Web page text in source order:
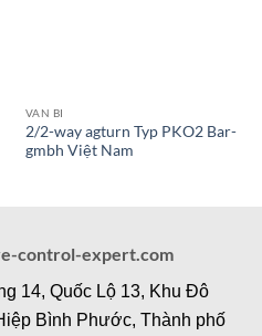
VAN BI
2/2-way agturn Typ PKO2 Bar-
gmbh Việt Nam
control-expert.com
14, Quốc Lộ 13, Khu Đô
Bình Phước, Thành phố